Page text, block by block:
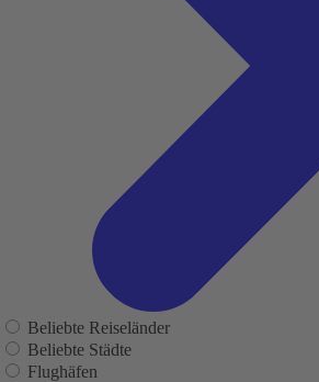
Beliebte Reiseländer
Beliebte Städte
Flughäfen